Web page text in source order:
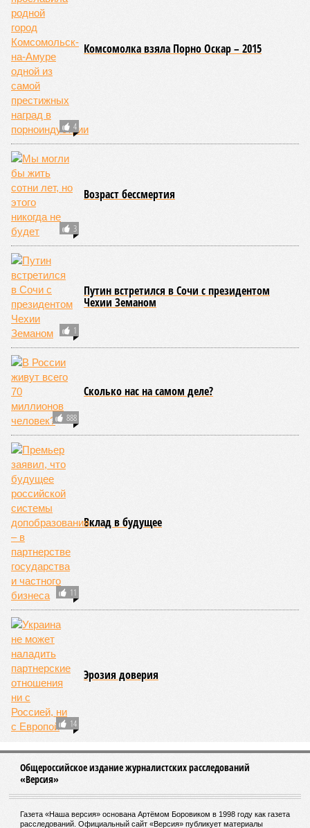
Японию и западное побережье Северной и Южной Америки.
Турция, Иран, Индия и Непал также расположены на очень
активных линиях разломов тектонических плит. Не
исключение и центральная часть США – причина в Нью-
Мадридском разломе в штате Миссури. Землетрясения
средней силы – явление, в общем-то, обычное и вполне
трясёт так, что мало не покажется никому. К примеру, в
самом конце 2004 года бахнуло близ побережья
индонезийского острова Суматра, а следом пошли
огромные, превышающие высоту 15 метров, волны. Итог –
250 тыс. погибших.
На втором месте в рейтинге A-Z Animals как раз цунами. В
этом плане к уязвимым регионам относятся: побережье
Индийского океана, тихо­океанские побережья Японии и
США, а также некоторые районы Карибского бассейна и
Средиземноморья. То есть в зоне риска уже не только
Поднебесная с Индией – не так ли?
«Бронзу» получают извержения супервулканов – «Наша
Версия» уже
писалао том, что может случиться, если
окончательно проснётся знаменитый Йеллоустоун. Это
грозит не только уничтожением части Соединённых
Штатов, но и общепланетарной катастрофой вплоть до
возникновения «вулканической зимы». Флегрейские поля в
Италии, кстати, тоже не стоит сбрасывать со счетов. Равно
как и многие другие до поры спящие вулканические
районы.
Невидимый убийца
Упоминают эксперты и жару вкупе с засухой и
следующими отсюда лесными пожарами. Тут в группе
риска запад США, юг Европы, Австралия, Ближний Восток,
а также некоторые районы Бразилии и Африки к югу от
Сахары. Леса начинают гореть всё чаще и чаще,
достаточно посмотреть общемировую статистику; сотни
тысяч людей остаются без крова, десятки тысяч – гибнут.
Но проблема не только в этом. Проблема ещё и в том, что
огонь уничтожает лесную экосистему, сельское хозяйство
и кропотливо созданную человеком инфраструктуру.
Учитывая то, что пожары начинают становиться чуть ли не
ежегодной реальностью на фоне глобального потепления,
год за годом их будет всё больше, и здесь уже среди
прочего в большой опасности Европа. Небывалая жара,
зафиксированная в этом и прошлом годах в Италии и во
Франции, тому лучшее подтверждение.
Есть в перечне A-Z Animals и экзотика, впрочем, не менее
смертоносная. Это, в частности, «лимнические
извержения», о которых мало кто слышал. Речь идёт о
удушающее газовое облако, которое безжалостно убивает
людей и животных. Катастрофа на озере Ньос в Камеруне
в 1986 году остаётся одним из наиболее чудовищных
примеров: более 1700 человек и тысячи голов скота